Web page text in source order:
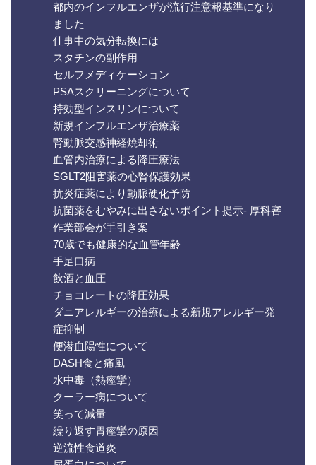
都内のインフルエンザが流行注意報基準になり
ました
仕事中の気分転換には
スタチンの副作用
セルフメディケーション
PSAスクリーニングについて
持効型インスリンについて
新規インフルエンザ治療薬
腎動脈交感神経焼却術
血管内治療による降圧療法
SGLT2阻害薬の心腎保護効果
抗炎症薬により動脈硬化予防
抗菌薬をむやみに出さないポイント提示- 厚科審
作業部会が手引き案
70歳でも健康的な血管年齢
手足口病
飲酒と血圧
チョコレートの降圧効果
ダニアレルギーの治療による新規アレルギー発
症抑制
便潜血陽性について
DASH食と痛風
水中毒（熱痙攣）
クーラー病について
笑って減量
繰り返す胃痙攣の原因
逆流性食道炎